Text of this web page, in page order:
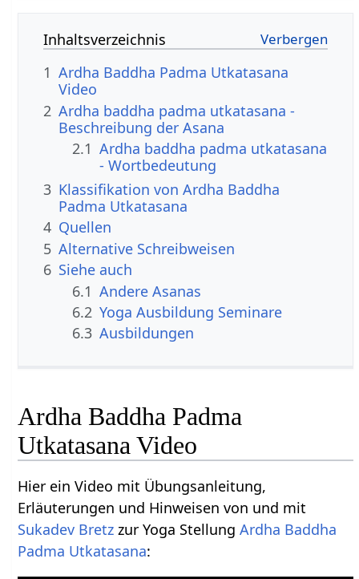
Inhaltsverzeichnis
1 Ardha Baddha Padma Utkatasana
Video
2 Ardha baddha padma utkatasana -
Beschreibung der Asana
2.1 Ardha baddha padma utkatasana
- Wortbedeutung
3 Klassifikation von Ardha Baddha
Padma Utkatasana
4 Quellen
5 Alternative Schreibweisen
6 Siehe auch
6.1 Andere Asanas
6.2 Yoga Ausbildung Seminare
6.3 Ausbildungen
Ardha Baddha Padma
Utkatasana Video
Hier ein Video mit Übungsanleitung,
Erläuterungen und Hinweisen von und mit
Sukadev Bretz zur Yoga StellungArdha Baddha
Padma Utkatasana: